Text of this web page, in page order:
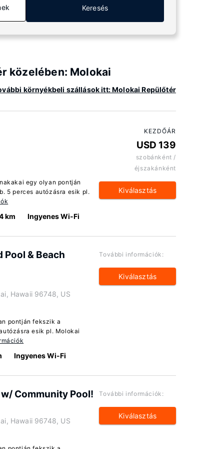
Keresés
közelében: Molokai
környékbeli szállások itt: Molokai Repülőtér
egy olyan pontján
5 perces autózásra esik pl.
km Ingyenes Wi-Fi
KEZDŐÁR
USD 139
szobánként /
éjszakánként
Kiválasztás
Pool & Beach
Hawaii 96748, US
pontján fekszik a
esik pl. Molokai
Ingyenes Wi-Fi
További információk:
Kiválasztás
Community Pool!
Hawaii 96748, US
További információk:
Kiválasztás